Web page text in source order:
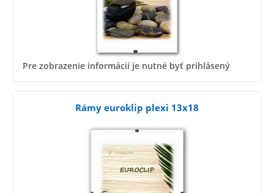
Pre zobrazenie informácií je nutné byť prihlásený
Rámy euroklip plexi 13x18